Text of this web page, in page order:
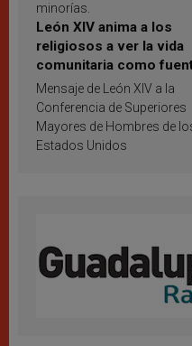
minorías.
León XIV anima a los
religiosos a ver la vida
comunitaria como
inspiración y
Mensaje de León XIV a la
Conferencia de Superiores
Mayores de Hombres de
Estados Unidos